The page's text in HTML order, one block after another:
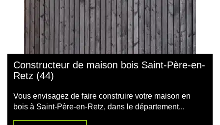
Constructeur de maison bois Saint-Père-en-
Retz (44)
Vous envisagez de faire construire votre maison en
bois à Saint-Père-en-Retz, dans le département...